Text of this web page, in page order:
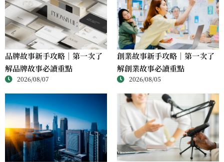
品牌故事新手攻略｜第一次了
解品牌故事必讀重點
2026/08/07
創業故事新手攻略｜第一次了
解創業故事必讀重點
2026/08/05